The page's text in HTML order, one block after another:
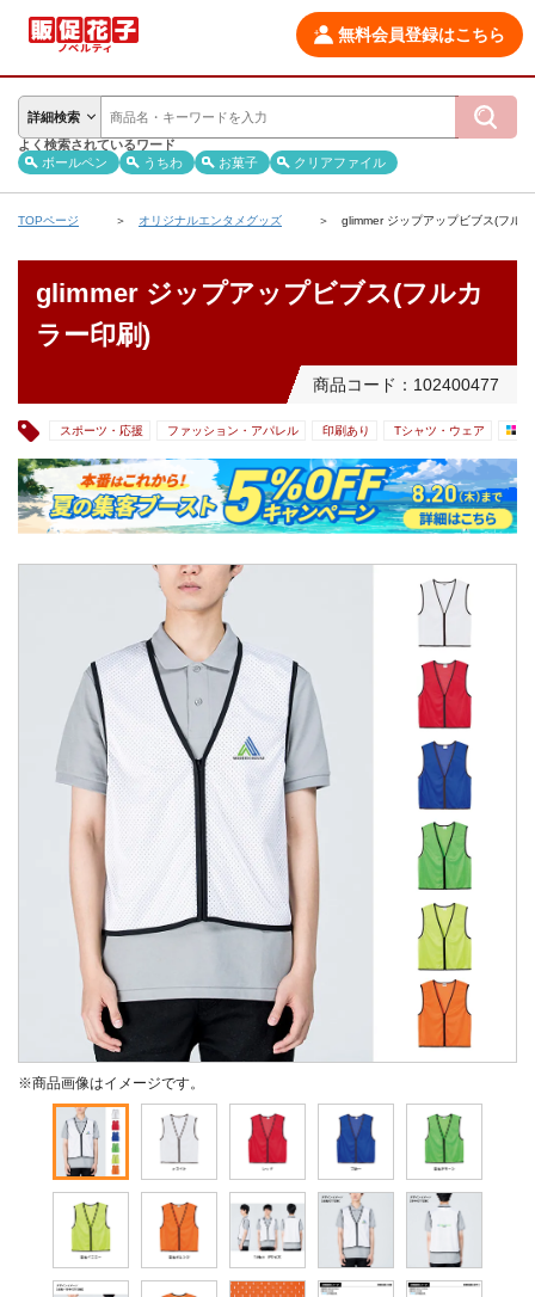
無料会員登録はこちら
詳細検索
よく検索されているワード
ボールペン
うちわ お菓子 クリアファイル
TOPページ オリジナルエンタメグッズ glimmer ジップアップビブス(フル
glimmer ジップアップビブス(フルカ
ラー印刷)
商品コード：102400477
スポーツ・応援 ファッション・アパレル 印刷あり Tシャツ・ウェア
※商品画像はイメージです。